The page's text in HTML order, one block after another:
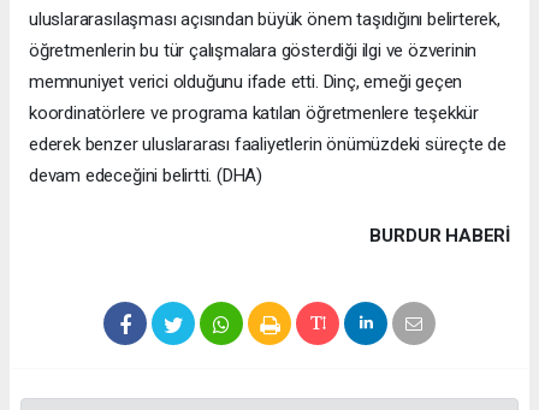
uluslararasılaşması açısından büyük önem taşıdığını belirterek,
öğretmenlerin bu tür çalışmalara gösterdiği ilgi ve özverinin
memnuniyet verici olduğunu ifade etti. Dinç, emeği geçen
koordinatörlere ve programa katılan öğretmenlere teşekkür
ederek benzer uluslararası faaliyetlerin önümüzdeki süreçte de
devam edeceğini belirtti. (DHA)
BURDUR HABERİ